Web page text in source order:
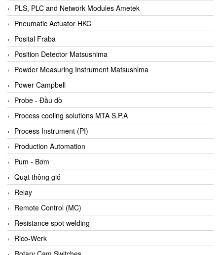
Bestech
Bestech
BETA
Bifold
Bihl+wiedemann
Bihl+wiedemann
Bilz
Binder Connector
Biotech
BirdX Vietnam
BK Vibro
Black Box
BlackBox Vietnam
BLAGDON PUMP
Bloom Engineering
Boneng
Bopp & Reuther Messtechnik
PLS, PLC and Network Modules Ametek
Pneumatic Actuator HKC
Posital Fraba
Position Detector Matsushima
Powder Measuring Instrument Matsushima
Power Campbell
Probe - Đầu dò
Process cooling solutions MTA S.P.A
Process Instrument (PI)
Production Automation
Pum - Bơm
Quạt thông gió
Relay
Remote Control (MC)
Resistance spot welding
Rico-Werk